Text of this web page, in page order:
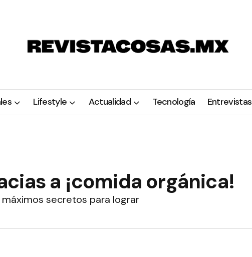
Lifestyle Actualidad Tecnología Entrevistas
a ¡comida orgánica!
secretos para lograr